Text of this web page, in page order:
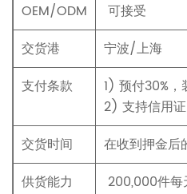
OEM/ODM
可接受
交货港
宁波/上海
支付条款
1) 预付30%，
2) 支持信用证
交货时间
在收到押金
供货能力
200,000件每